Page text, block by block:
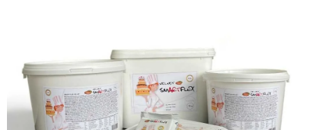
POCHUTINY
ZDRAVÉ PEČENÍ